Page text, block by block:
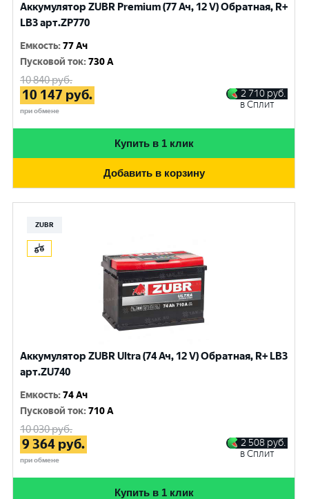
Аккумулятор ZUBR Premium (77 Ач, 12 V) Обратная, R+
LB3 арт.ZP770
Емкость:77 Ач
Пусковой ток:730 A
10 840руб.
10 147 руб.
при обмене
2 710 руб.
в Сплит
Купить в 1 клик
Добавить в корзину
ZUBR
Аккумулятор ZUBR Ultra (74 Ач, 12 V) Обратная, R+ LB3
арт.ZU740
Емкость:74 Ач
Пусковой ток:710 A
10 030руб.
9 364 руб.
при обмене
2 508 руб.
в Сплит
Купить в 1 клик